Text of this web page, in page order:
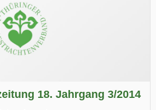
18. Jahrgang 3/2014